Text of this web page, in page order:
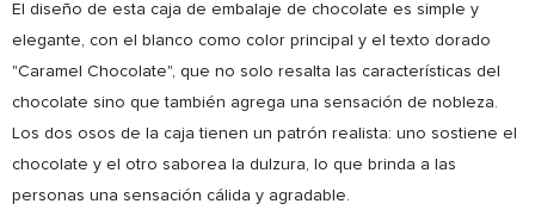
El diseño de esta caja de embalaje de chocolate es simple y
elegante, con el blanco como color principal y el texto dorado
"Caramel Chocolate", que no solo resalta las características del
chocolate sino que también agrega una sensación de nobleza.
Los dos osos de la caja tienen un patrón realista: uno sostiene el
chocolate y el otro saborea la dulzura, lo que brinda a las
personas una sensación cálida y agradable.